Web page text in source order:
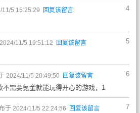
4
11/5 15:25:29 回复该留言
5
11/5 19:51:12 回复该留言
6
2024/11/5 20:49:50 回复该留言
不需要氪金就能玩得开心的游戏，1
7
于 2024/11/5 22:24:56 回复该留言